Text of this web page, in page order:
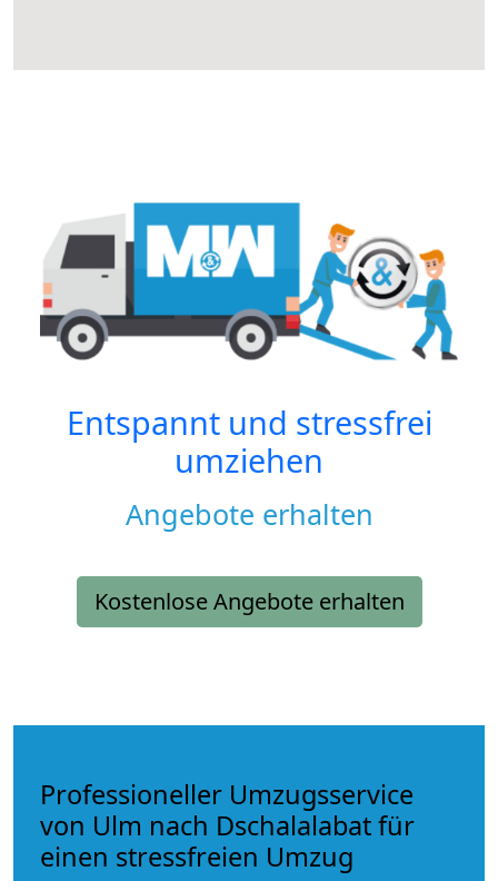
Entspannt und stressfrei
umziehen
Angebote erhalten
Kostenlose Angebote erhalten
Professioneller Umzugsservice
von Ulm nach Dschalalabat für
einen stressfreien Umzug